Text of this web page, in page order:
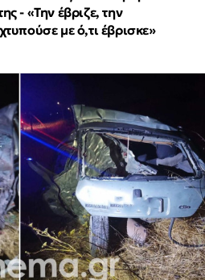
- «Την έβριζε, την
με ό,τι έβρισκε»